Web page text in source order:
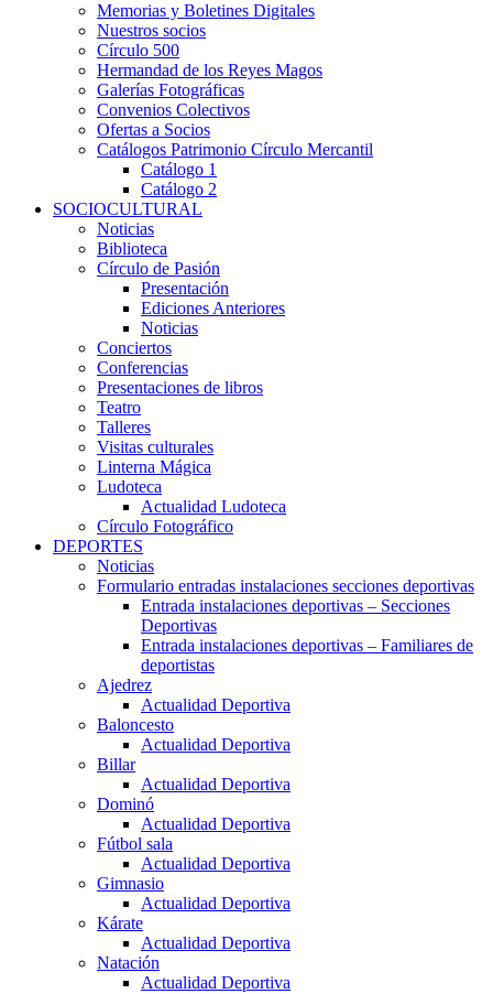
Memorias y Boletines Digitales
Nuestros socios
Círculo 500
Hermandad de los Reyes Magos
Galerías Fotográficas
Convenios Colectivos
Ofertas a Socios
Catálogos Patrimonio Círculo Mercantil
Catálogo 1
Catálogo 2
SOCIOCULTURAL
Noticias
Biblioteca
Círculo de Pasión
Presentación
Ediciones Anteriores
Noticias
Conciertos
Conferencias
Presentaciones de libros
Teatro
Talleres
Visitas culturales
Linterna Mágica
Ludoteca
Actualidad Ludoteca
Círculo Fotográfico
DEPORTES
Noticias
Formulario entradas instalaciones secciones deportivas
Entrada instalaciones deportivas – Secciones
Deportivas
Entrada instalaciones deportivas – Familiares de
deportistas
Ajedrez
Actualidad Deportiva
Baloncesto
Actualidad Deportiva
Billar
Actualidad Deportiva
Dominó
Actualidad Deportiva
Fútbol sala
Actualidad Deportiva
Gimnasio
Actualidad Deportiva
Kárate
Actualidad Deportiva
Natación
Actualidad Deportiva